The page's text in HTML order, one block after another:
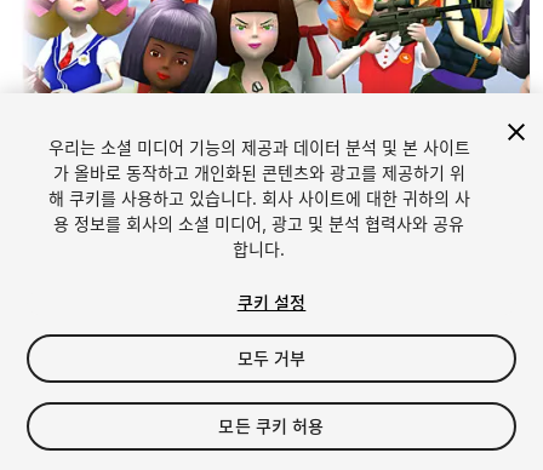
1 26
$49
우리는 소셜 미디어 기능의 제공과 데이터 분석 및 본 사이트
가 올바로 동작하고 개인화된 콘텐츠와 광고를 제공하기 위
해 쿠키를 사용하고 있습니다. 회사 사이트에 대한 귀하의 사
용 정보를 회사의 소셜 미디어, 광고 및 분석 협력사와 공유
합니다.
쿠키 설정
모두 거부
모든 쿠키 허용